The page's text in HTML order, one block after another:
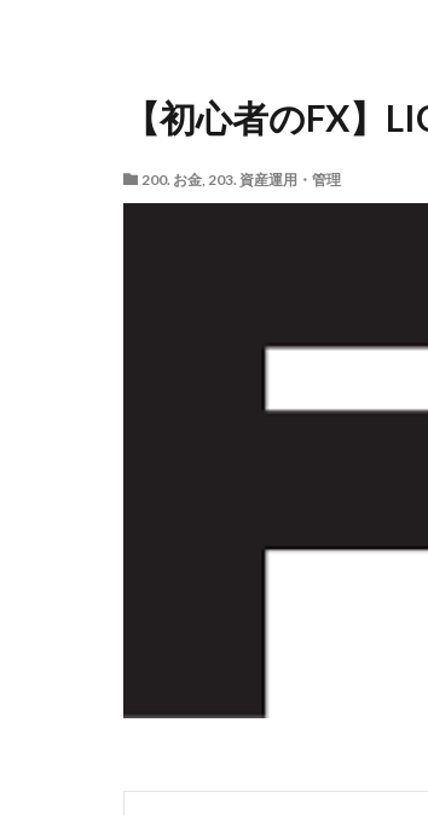
【初心者のFX】
200. お金, 203. 資産運用・管理